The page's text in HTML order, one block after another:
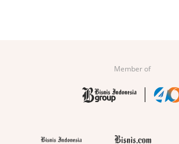
Member of